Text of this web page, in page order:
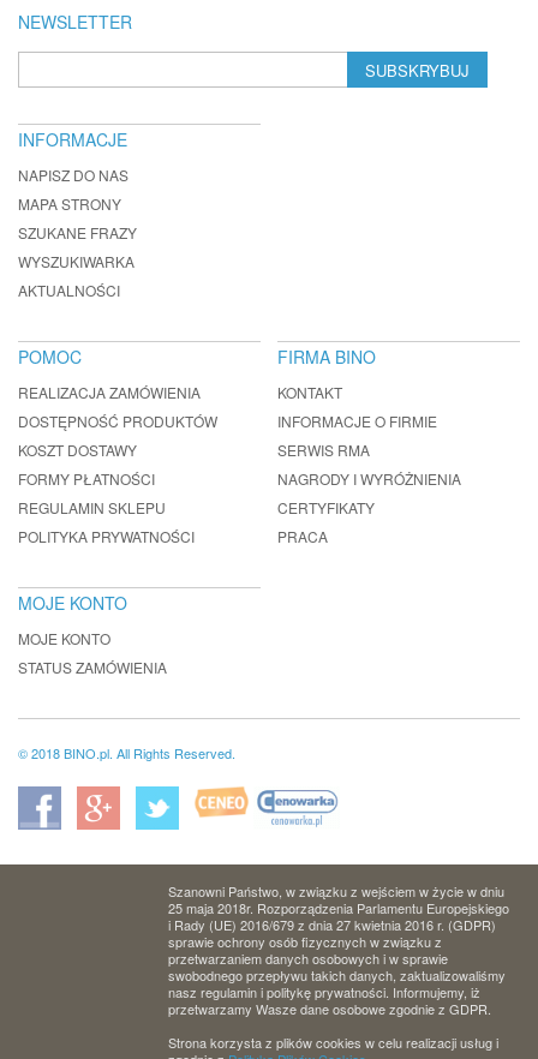
NEWSLETTER
SUBSKRYBUJ
INFORMACJE
NAPISZ DO NAS
MAPA STRONY
SZUKANE FRAZY
WYSZUKIWARKA
AKTUALNOŚCI
POMOC
REALIZACJA ZAMÓWIENIA
DOSTĘPNOŚĆ PRODUKTÓW
KOSZT DOSTAWY
FORMY PŁATNOŚCI
REGULAMIN SKLEPU
POLITYKA PRYWATNOŚCI
FIRMA BINO
KONTAKT
INFORMACJE O FIRMIE
SERWIS RMA
NAGRODY I WYRÓŻNIENIA
CERTYFIKATY
PRACA
MOJE KONTO
MOJE KONTO
STATUS ZAMÓWIENIA
© 2018 BINO.pl. All Rights Reserved.
Szanowni Państwo, w związku z wejściem w życie w dniu
25 maja 2018r. Rozporządzenia Parlamentu Europejskiego
i Rady (UE) 2016/679 z dnia 27 kwietnia 2016 r. (GDPR)
sprawie ochrony osób fizycznych w związku z
przetwarzaniem danych osobowych i w sprawie
swobodnego przepływu takich danych, zaktualizowaliśmy
nasz regulamin i politykę prywatności. Informujemy, iż
przetwarzamy Wasze dane osobowe zgodnie z GDPR.
Strona korzysta z plików cookies w celu realizacji usług i